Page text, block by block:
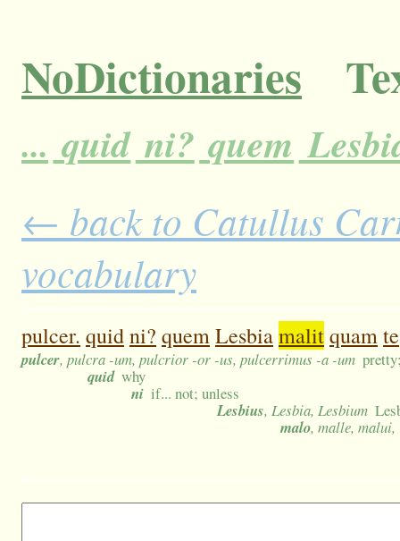
NoDictionaries
... quid ni? quem
← back to Catullus
vocabulary
pulcer. quidni? quemLesbiamalitquamte
pulcer, pulcra -um, pulcrior -or -us, pulcerrimus -a -um
quid why
ni if... not; unless
Lesbius, Lesbia, Lesbium
malo, malle, malui,